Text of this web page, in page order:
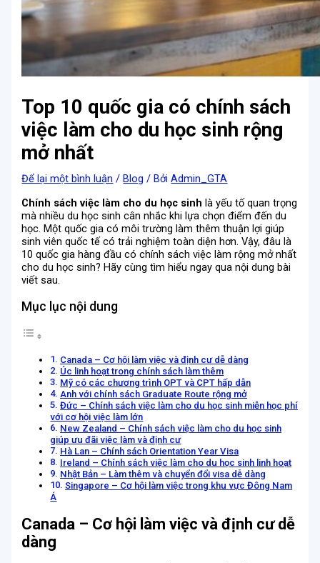
Top 10 quốc gia có chính sách
việc làm cho du học sinh rộng
mở nhất
Để lại một bình luận /Blog / BởiAdmin_GTA
Chính sách việc làm cho du học sinh là yếu tố quan trọng
mà nhiều du học sinh cân nhắc khi lựa chọn điểm đến du
học. Một quốc gia có môi trường làm thêm thuận lợi giúp
sinh viên quốc tế có trải nghiệm toàn diện hơn. Vậy, đâu là
10 quốc gia hàng đầu có chính sách việc làm rộng mở nhất
cho du học sinh? Hãy cùng tìm hiểu ngay qua nội dung bài
viết sau.
Mục lục nội dung
Canada – Cơ hội làm việc và định cư dễ dàng
Úc linh hoạt trong chính sách làm thêm
Mỹ có các chương trình OPT và CPT hấp dẫn
Anh với chính sách Graduate Route rộng mở
Đức – Chính sách việc làm cho du học sinh miễn học phí
với cơ hội việc làm lớn
New Zealand – Chính sách việc làm cho du học sinh
giúp ưu đãi việc làm và định cư
Hà Lan – Chính sách Orientation Year Visa
Ireland – Chính sách việc làm cho du học sinh linh hoạt
Nhật Bản – Làm thêm và chuyển đổi visa dễ dàng
Singapore – Cơ hội làm việc trong khu vực Đông Nam
Á
Canada – Cơ hội làm việc và định cư dễ
dàng